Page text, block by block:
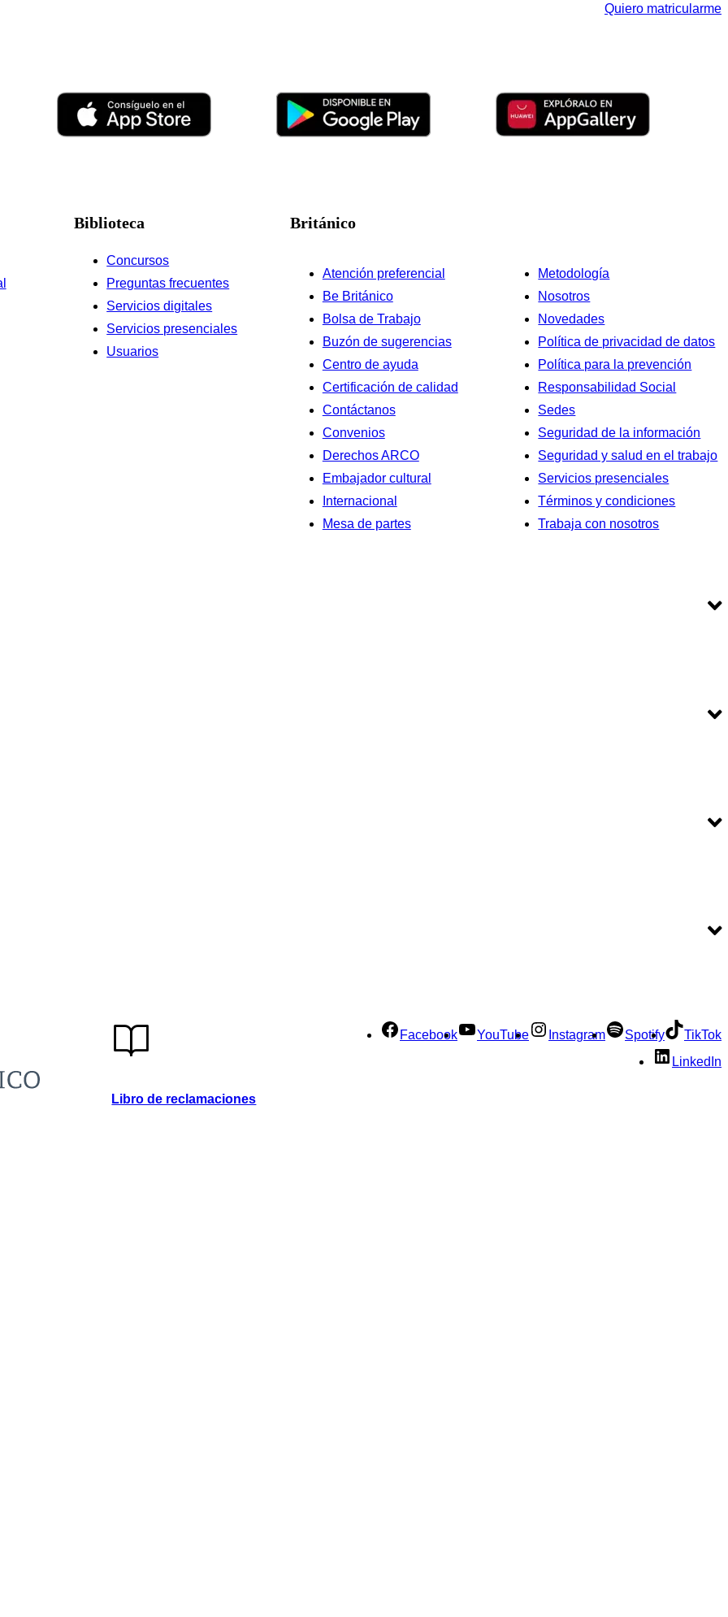
Quiero matricularme
Biblioteca
Concursos
Preguntas frecuentes
Servicios digitales
Servicios presenciales
Usuarios
Británico
Atención preferencial
Be Británico
Bolsa de Trabajo
Buzón de sugerencias
Centro de ayuda
Certificación de calidad
Contáctanos
Convenios
Derechos ARCO
Embajador cultural
Internacional
Mesa de partes
Metodología
Nosotros
Novedades
Política de privacidad de datos
Política para la prevención
Responsabilidad Social
Sedes
Seguridad de la información
Seguridad y salud en el trabajo
Servicios presenciales
Términos y condiciones
Trabaja con nosotros
Libro de reclamaciones
Facebook YouTube Instagram Spotify
TikTok
LinkedIn